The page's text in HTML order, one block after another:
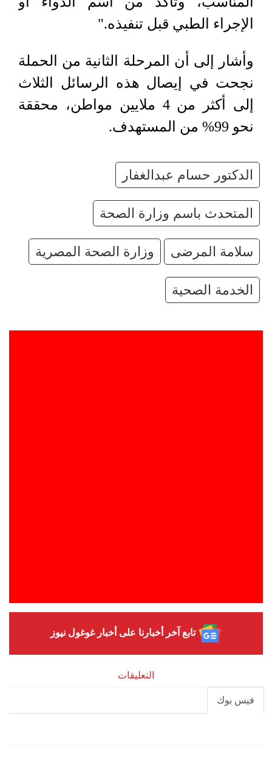
الإجراء الطبي قبل تنفيذه."
وأشار إلى أن المرحلة الثانية من الحملة
نجحت في إيصال هذه الرسائل الثلاث
إلى أكثر من 4 ملايين مواطن، محققة
نحو 99% من المستهدف.
الدكتور حسام عبدالغفار
المتحدث باسم وزارة الصحة
سلامة المرضى وزارة الصحة المصرية
الخدمة الصحية
تابع آخر أخبارنا على أخبار غوغول نيوز
التعليقات
فيس بوك